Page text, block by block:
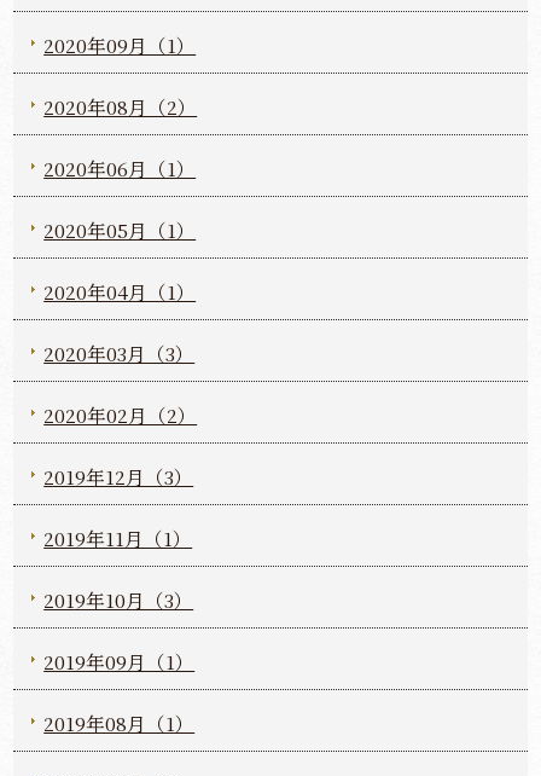
2020年09月（1）
2020年08月（2）
2020年06月（1）
2020年05月（1）
2020年04月（1）
2020年03月（3）
2020年02月（2）
2019年12月（3）
2019年11月（1）
2019年10月（3）
2019年09月（1）
2019年08月（1）